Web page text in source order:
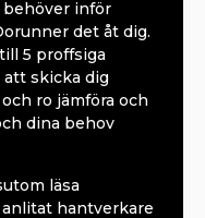
behöver inför
det åt dig.
5 proffsiga
skicka dig
ro jämföra och
dina behov
läsa
hantverkare